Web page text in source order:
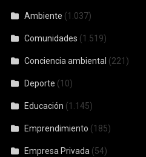
Ambiente (1.037)
Comunidades (1.519)
Conciencia ambiental (221)
Deporte (10)
Educación (1.145)
Emprendimiento (185)
Empresa Privada (54)